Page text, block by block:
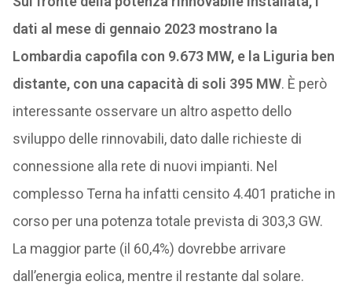
dati al mese di gennaio 2023 mostrano la
Lombardia capofila con 9.673 MW, e la Liguria ben
distante, con una capacità di soli 395 MW. È però
interessante osservare un altro aspetto dello
sviluppo delle rinnovabili, dato dalle richieste di
connessione alla rete di nuovi impianti. Nel
complesso Terna ha infatti censito 4.401 pratiche in
corso per una potenza totale prevista di 303,3 GW.
La maggior parte (il 60,4%) dovrebbe arrivare
dall’energia eolica, mentre il restante dal solare.